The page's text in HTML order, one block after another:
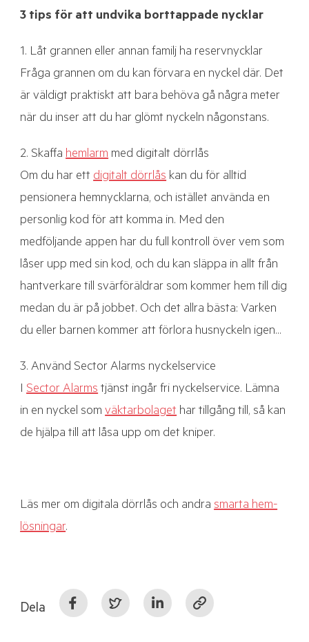
3 tips för att undvika borttappade nycklar
1. Låt grannen eller annan familj ha reservnycklar
Fråga grannen om du kan förvara en nyckel där. Det
är väldigt praktiskt att bara behöva gå några meter
när du inser att du har glömt nyckeln någonstans.
2. Skaffa hemlarm med digitalt dörrlås
Om du har ett digitalt dörrlås kan du för alltid
pensionera hemnycklarna, och istället använda en
personlig kod för att komma in. Med den
medföljande appen har du full kontroll över vem som
låser upp med sin kod, och du kan släppa in allt från
hantverkare till svärföräldrar som kommer hem till dig
medan du är på jobbet. Och det allra bästa: Varken
du eller barnen kommer att förlora husnyckeln igen...
3. Använd Sector Alarms nyckelservice
I Sector Alarms tjänst ingår fri nyckelservice. Lämna
in en nyckel som väktarbolaget har tillgång till, så kan
de hjälpa till att låsa upp om det kniper.
Läs mer om digitala dörrlås och andra smarta hem-
lösningar.
Dela